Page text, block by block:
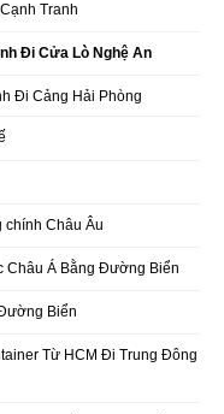
Tranh
Đi Cửa Lò Nghệ An
Đi Cảng Hải Phòng
chính Châu Âu
Châu Á Bằng Đường Biển
Biển
Từ HCM Đi Trung Đông